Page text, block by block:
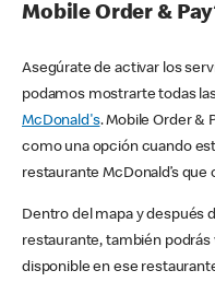
Mobile Order &
Asegúrate de activar los
podamos mostrarte todas
McDonald's. Mobile Order &
como una opción cuando
restaurante McDonald’s que
Dentro del mapa y después
restaurante, también podrás
disponible en ese